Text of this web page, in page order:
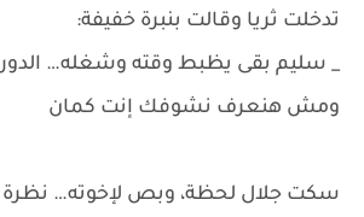
تدخلت ثريا وقالت بنبرة خفيفة:
_ سليم بقى يظبط وقته وشغله…
ومش هنعرف نشوفك إنت كمان
سكت جلال لحظة، وبص لإخوته…